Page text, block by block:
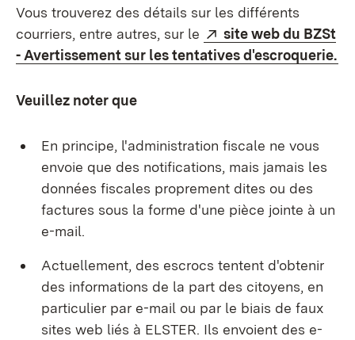
Vous trouverez des détails sur les différents
courriers, entre autres, sur le
Externe:
site web du BZSt
- Avertissement sur les tentatives d'escroquerie.
Veuillez noter que
En principe, l'administration fiscale ne vous
envoie que des notifications, mais jamais les
données fiscales proprement dites ou des
factures sous la forme d'une pièce jointe à un
e-mail.
Actuellement, des escrocs tentent d'obtenir
des informations de la part des citoyens, en
particulier par e-mail ou par le biais de faux
sites web liés à ELSTER. Ils envoient des e-